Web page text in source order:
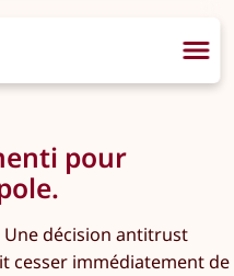
pour
Une décision antitrust
cesser immédiatement de